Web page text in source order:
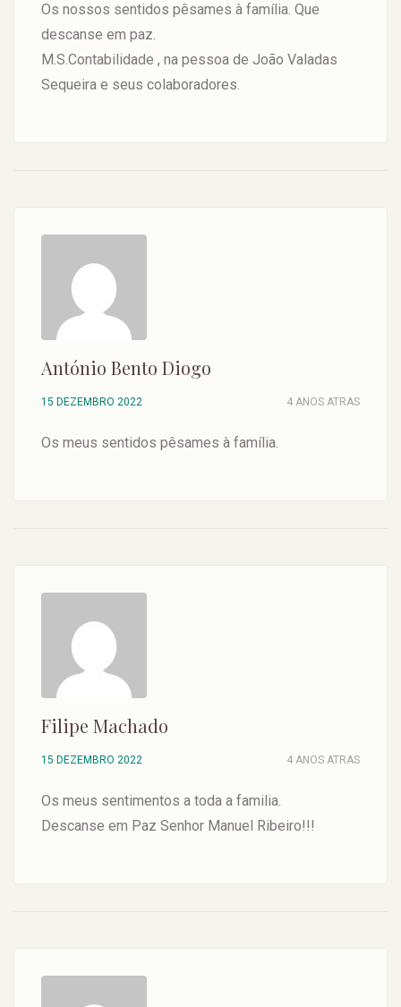
Os nossos sentidos pêsames à família. Que
descanse em paz.
M.S.Contabilidade , na pessoa de João Valadas
Sequeira e seus colaboradores.
António Bento Diogo
15 DEZEMBRO 2022 4 ANOS ATRAS
Os meus sentidos pêsames à família.
Filipe Machado
15 DEZEMBRO 2022 4 ANOS ATRAS
Os meus sentimentos a toda a familia.
Descanse em Paz Senhor Manuel Ribeiro!!!